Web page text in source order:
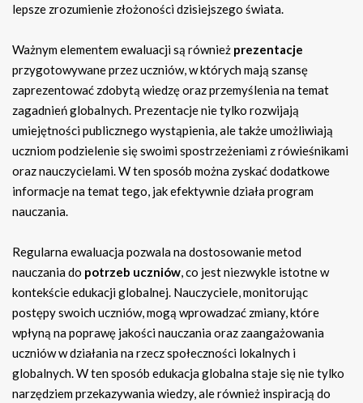
lepsze zrozumienie złożoności dzisiejszego świata.
Ważnym elementem ewaluacji są również prezentacje
przygotowywane przez uczniów, w których mają szansę
zaprezentować zdobytą wiedzę oraz przemyślenia na temat
zagadnień globalnych. Prezentacje nie tylko rozwijają
umiejętności publicznego wystąpienia, ale także umożliwiają
uczniom podzielenie się swoimi spostrzeżeniami z rówieśnikami
oraz nauczycielami. W ten sposób można zyskać dodatkowe
informacje na temat tego, jak efektywnie działa program
nauczania.
Regularna ewaluacja pozwala na dostosowanie metod
nauczania do potrzeb uczniów, co jest niezwykle istotne w
kontekście edukacji globalnej. Nauczyciele, monitorując
postępy swoich uczniów, mogą wprowadzać zmiany, które
wpłyną na poprawę jakości nauczania oraz zaangażowania
uczniów w działania na rzecz społeczności lokalnych i
globalnych. W ten sposób edukacja globalna staje się nie tylko
narzędziem przekazywania wiedzy, ale również inspiracją do